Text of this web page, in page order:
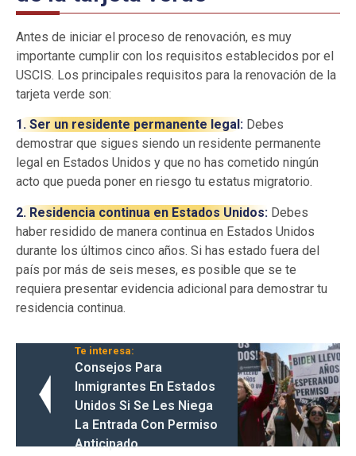
Antes de iniciar el proceso de renovación, es muy
importante cumplir con los requisitos establecidos por el
USCIS. Los principales requisitos para la renovación de la
tarjeta verde son:
1. Ser un residente permanente legal: Debes
demostrar que sigues siendo un residente permanente
legal en Estados Unidos y que no has cometido ningún
acto que pueda poner en riesgo tu estatus migratorio.
2. Residencia continua en Estados Unidos: Debes
haber residido de manera continua en Estados Unidos
durante los últimos cinco años. Si has estado fuera del
país por más de seis meses, es posible que se te
requiera presentar evidencia adicional para demostrar tu
residencia continua.
Te interesa:
Consejos Para
Inmigrantes En Estados
Unidos Si Se Les Niega
La Entrada Con Permiso
Anticipado